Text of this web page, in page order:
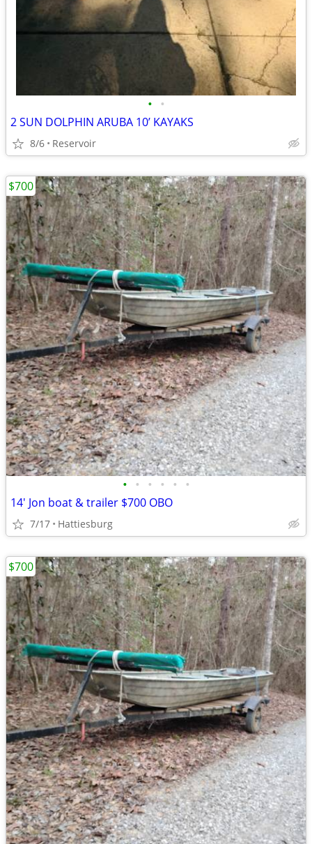
• •
2 SUN DOLPHIN ARUBA 10’ KAYAKS
8/6 Reservoir
• • • • • •
14' Jon boat & trailer $700 OBO
7/17 Hattiesburg
$700
$700